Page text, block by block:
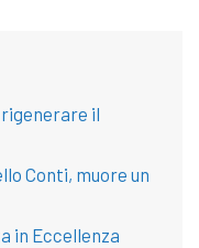
il
Conti, muore un
in Eccellenza